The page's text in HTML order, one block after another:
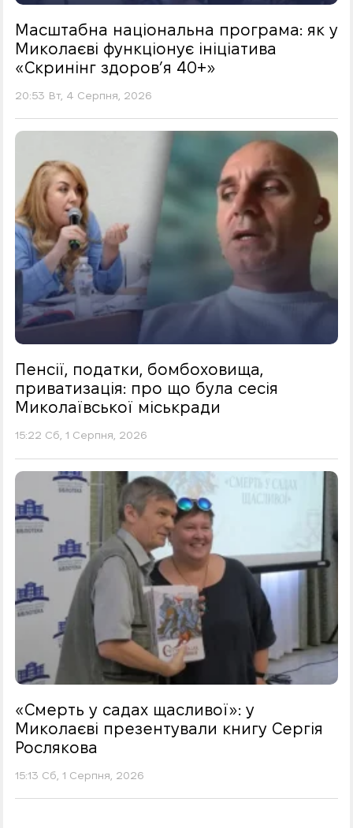
Масштабна національна програма: як у
Миколаєві функціонує ініціатива
«Скринінг здоровʼя 40+»
20:53 Вт, 4 Серпня, 2026
Пенсії, податки, бомбоховища,
приватизація: про що була сесія
Миколаївської міськради
15:22 Сб, 1 Серпня, 2026
«Смерть у садах щасливої»: у
Миколаєві презентували книгу Сергія
Рослякова
15:13 Сб, 1 Серпня, 2026